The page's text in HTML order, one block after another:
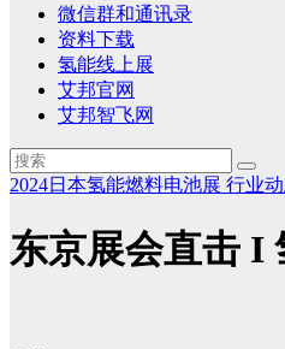
微信群和通讯录
资料下载
氢能线上展
艾邦官网
艾邦智飞网
2024日本氢能燃料电池展 行业
东京展会直击 I